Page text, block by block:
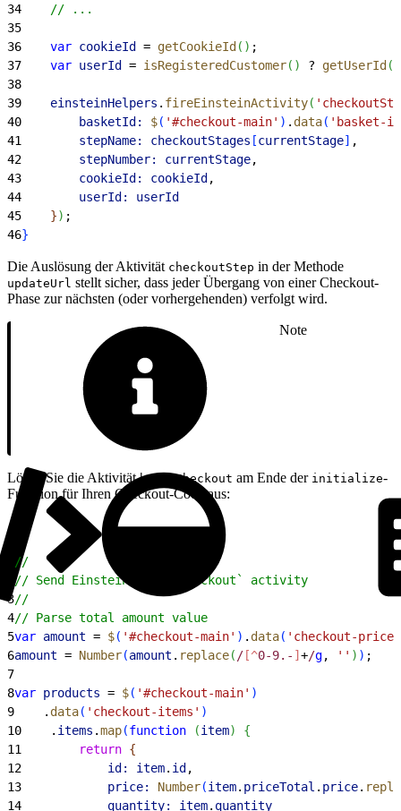
34
    // ...
35
36
    var
cookieId = getCookieId ( ) ;
37
    var
userId = isRegisteredCustomer( ) ? getUserId (
38
39
    einsteinHelpers
. fireEinsteinActivity(
40
        basketId:
$( '#checkout-main' ) . data( 'basket-
41
        stepName:
checkoutStages [currentStage] ,
42
        stepNumber:
currentStage,
43
        cookieId:
cookieId ,
44
        userId:
userId
45
}) ;
46}
Die Auslösung der Aktivität checkoutStep in der Methode
updateUrl stellt sicher, dass jeder Übergang von einer Checkout-
Phase zur nächsten (oder vorhergehenden) verfolgt wird.
Note
Lösen Sie die AktivitätbeginCheckout am Ende der initialize-
Funktion für Ihren Checkout-Code aus:
//
// Send Einstein `beginCheckout` activity
3//
4// Parse total amount value
5var amount = $( '#checkout-main' ) . data( 'checkout-
6amount = Number(amount . replace( / [^0-9.- ] +/g, '' ) ) ;
7
8var products = $( '#checkout-main' )
9
    .
data( 'checkout-items' )
10
    .
items .map(function (item)
{
11
        return
{
12
            id:
item. id ,
13
            price:
Number(item. priceTotal . price.
14
            quantity:
item. quantity